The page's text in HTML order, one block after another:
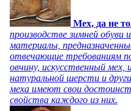
Мех, да не
производстве зимней обуви
материалы,
отвечающие требованиям
овчину, искусственный мех,
натуральной шерсти и
меха имеют свои
свойства каждого из них.